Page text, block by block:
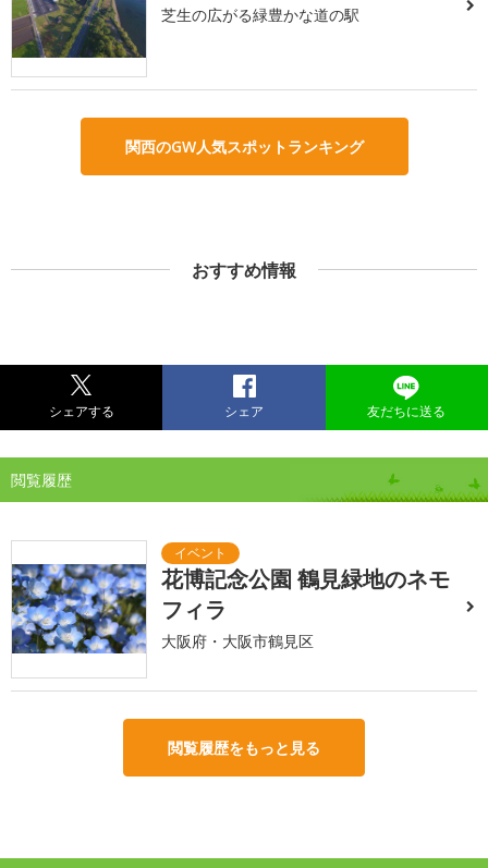
芝生の広がる緑豊かな道の駅
関西のGW人気スポットランキング
おすすめ情報
シェアする シェア 友だちに送る
閲覧履歴
花博記念公園 鶴見緑地のネモ
フィラ
大阪府・大阪市鶴見区
閲覧履歴をもっと見る